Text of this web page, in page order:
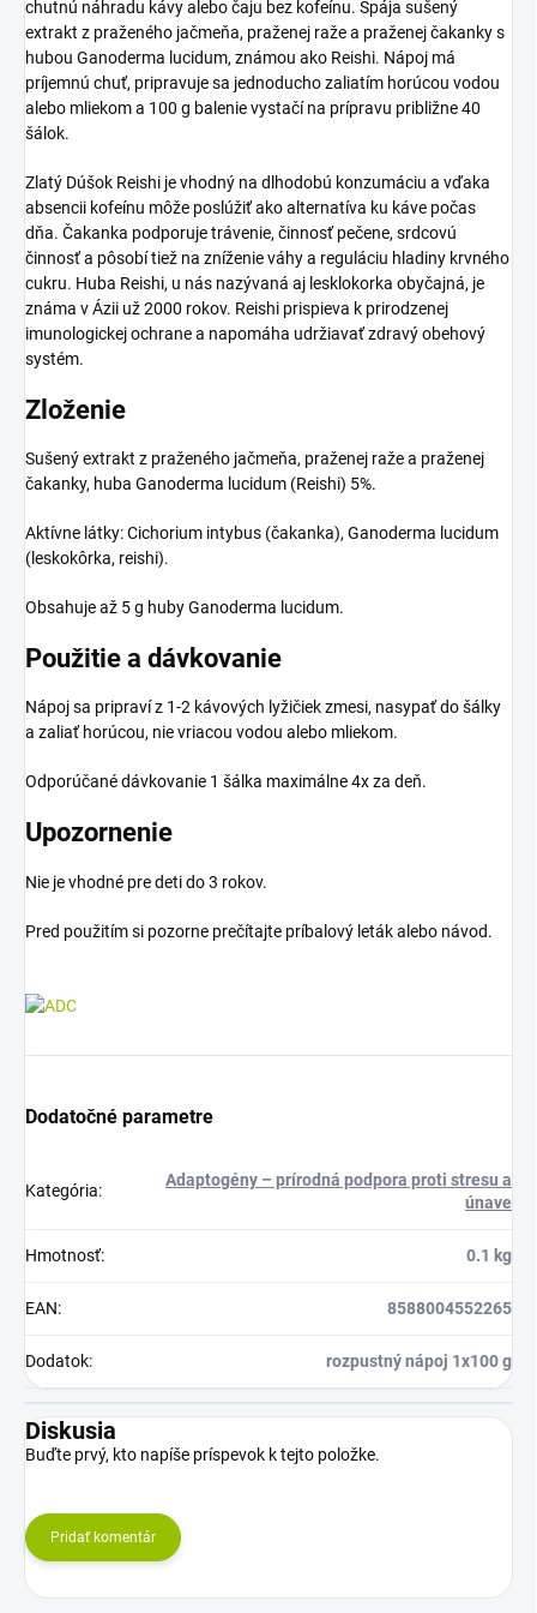
chutnú náhradu kávy alebo čaju bez kofeínu. Spája sušený
extrakt z praženého jačmeňa, praženej raže a praženej čakanky s
hubou Ganoderma lucidum, známou ako Reishi. Nápoj má
príjemnú chuť, pripravuje sa jednoducho zaliatím horúcou vodou
alebo mliekom a 100 g balenie vystačí na prípravu približne 40
šálok.
Zlatý Dúšok Reishi je vhodný na dlhodobú konzumáciu a vďaka
absencii kofeínu môže poslúžiť ako alternatíva ku káve počas
dňa. Čakanka podporuje trávenie, činnosť pečene, srdcovú
činnosť a pôsobí tiež na zníženie váhy a reguláciu hladiny krvného
cukru. Huba Reishi, u nás nazývaná aj lesklokorka obyčajná, je
známa v Ázii už 2000 rokov. Reishi prispieva k prirodzenej
imunologickej ochrane a napomáha udržiavať zdravý obehový
systém.
Zloženie
Sušený extrakt z praženého jačmeňa, praženej raže a praženej
čakanky, huba Ganoderma lucidum (Reishi) 5%.
Aktívne látky: Cichorium intybus (čakanka), Ganoderma lucidum
(leskokôrka, reishi).
Obsahuje až 5 g huby Ganoderma lucidum.
Použitie a dávkovanie
Nápoj sa pripraví z 1-2 kávových lyžičiek zmesi, nasypať do šálky
a zaliať horúcou, nie vriacou vodou alebo mliekom.
Odporúčané dávkovanie 1 šálka maximálne 4x za deň.
Upozornenie
Nie je vhodné pre deti do 3 rokov.
Pred použitím si pozorne prečítajte príbalový leták alebo návod.
Dodatočné parametre
Kategória:
Adaptogény – prírodná podpora proti stresu a
únave
Hmotnosť: 0.1 kg
EAN: 8588004552265
Dodatok: rozpustný nápoj 1x100 g
Diskusia
Buďte prvý, kto napíše príspevok k tejto položke.
Pridať komentár